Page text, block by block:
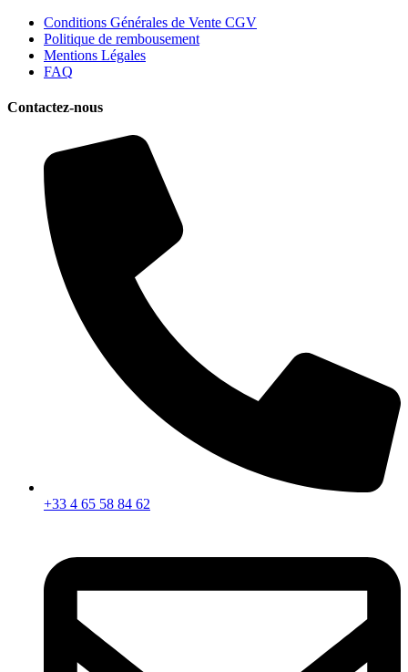
Conditions Générales de Vente CGV
Politique de rembousement
Mentions Légales
FAQ
Contactez-nous
+33 4 65 58 84 62